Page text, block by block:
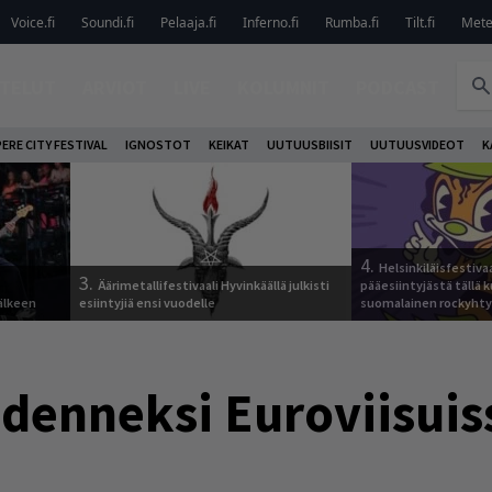
Voice.fi Soundi.fi Pelaaja.fi Inferno.fi Rumba.fi Tilt.fi
CITY FESTIVAL IGNOSTOT KEIKAT UUTUUSBIISIT UUTUUSVIDEOT
3. Äärimetallifestivaali Hyvinkäällä julkisti
esiintyjiä ensi vuodelle
4.
pääesiintyjästä tällä
suomalainen